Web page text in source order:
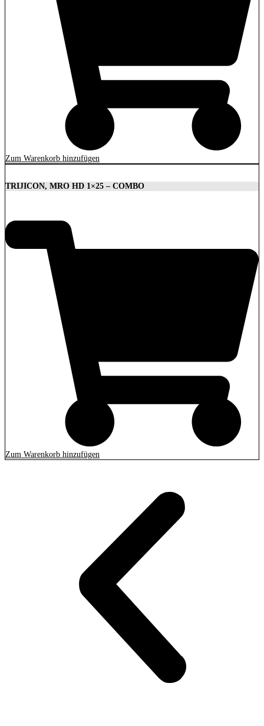
Zum Warenkorb hinzufügen
TRIJICON, MRO HD 1×25 – COMBO
Zum Warenkorb hinzufügen